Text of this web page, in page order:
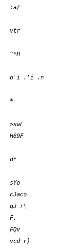
:a/
vtr
^*H
o'i .'i .n
*
>swF
H69F
d*
sYo
cJaco
qJ r\
F.
FQv
vcd r)